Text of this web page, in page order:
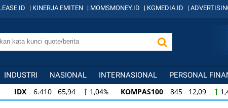
| KINERJA EMITEN | MOMSMONEY.ID | KGMEDIA.ID |
INDUSTRI NASIONAL INTERNASIONAL PERSONAL
IDX 6.410 65,94 1,04% KOMPAS100 845 12,09
KOMPAS100 845 12,09 1,45% LQ45 640 9,44